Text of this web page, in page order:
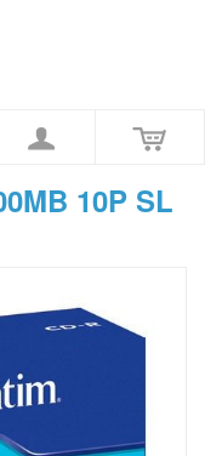
10P SL